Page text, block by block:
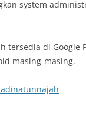
system
tersedia di Google
masing-masing.